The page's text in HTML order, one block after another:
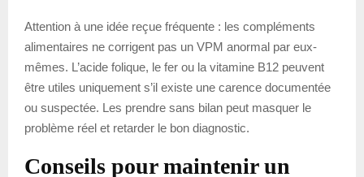
Attention à une idée reçue fréquente : les compléments
alimentaires ne corrigent pas un VPM anormal par eux-
mêmes. L’acide folique, le fer ou la vitamine B12 peuvent
être utiles uniquement s’il existe une carence documentée
ou suspectée. Les prendre sans bilan peut masquer le
problème réel et retarder le bon diagnostic.
Conseils pour maintenir un